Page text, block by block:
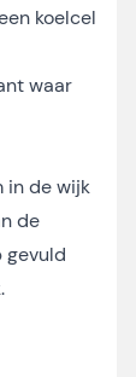
koelcel
waar
in de wijk
de
gevuld